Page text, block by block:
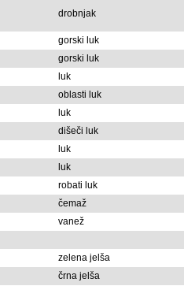
drobnjak
gorski luk
gorski luk
luk
oblasti luk
luk
dišeči luk
luk
luk
robati luk
čemaž
vanež
zelena jelša
črna jelša